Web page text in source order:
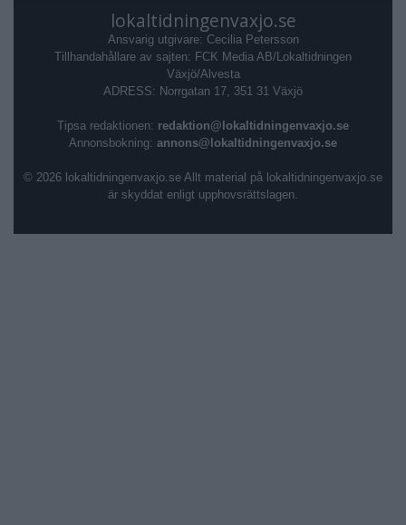
lokaltidningenvaxjo.se
Ansvarig utgivare: Cecilia Petersson
Tillhandahållare av sajten: FCK Media AB/Lokaltidningen
Växjö/Alvesta
ADRESS: Norrgatan 17, 351 31 Växjö
Tipsa redaktionen: redaktion@lokaltidningenvaxjo.se
Annonsbokning: annons@lokaltidningenvaxjo.se
© 2026 lokaltidningenvaxjo.se Allt material på lokaltidningenvaxjo.se
är skyddat enligt upphovsrättslagen.